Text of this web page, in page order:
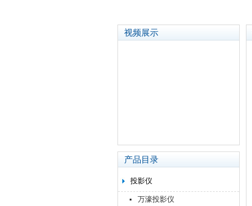
视频展示
产品目录
投影仪
万濠投影仪